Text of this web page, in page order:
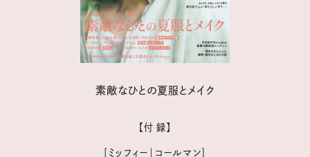
素敵なひとの夏服とメイク
【付 録】
［ミッフィー｜コールマン］